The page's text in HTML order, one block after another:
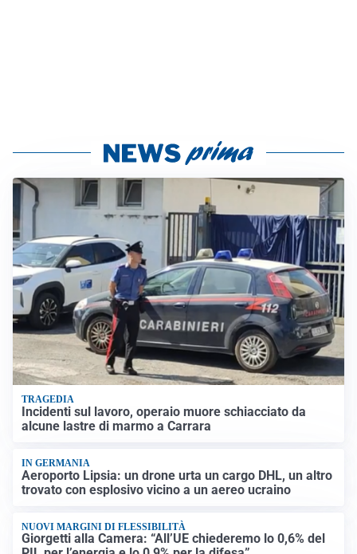
TRAGEDIA
Incidenti sul lavoro, operaio muore schiacciato da
alcune lastre di marmo a Carrara
IN GERMANIA
Aeroporto Lipsia: un drone urta un cargo DHL, un altro
trovato con esplosivo vicino a un aereo ucraino
NUOVI MARGINI DI FLESSIBILITÀ
Giorgetti alla Camera: “All’UE chiederemo lo 0,6% del